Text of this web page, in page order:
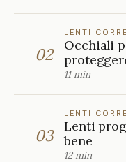
02
LENTI
Occhiali
11 min
03
LENTI
Lenti
bene
12 min